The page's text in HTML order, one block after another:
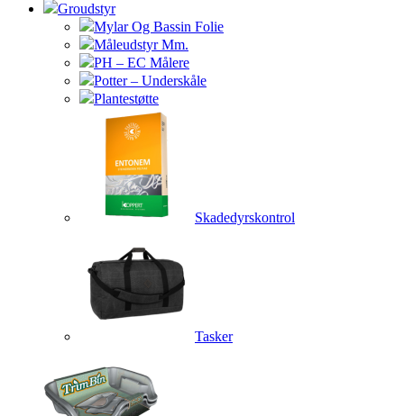
Groudstyr
Mylar Og Bassin Folie
Måleudstyr Mm.
PH – EC Målere
Potter – Underskåle
Plantestøtte
Skadedyrskontrol
Tasker